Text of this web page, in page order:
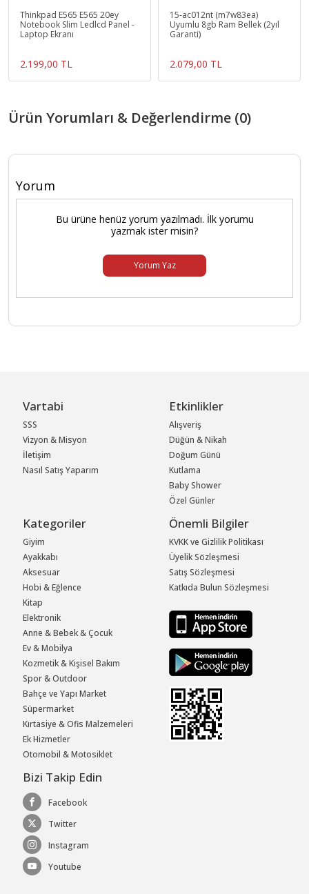
Thinkpad E565 E565 20ey
Notebook Slim Ledlcd Panel -
Laptop Ekranı
2.199,00 TL
15-ac012nt (m7w83ea)
Uyumlu 8gb Ram Bellek (2yıl
Garanti)
2.079,00 TL
Ürün Yorumları & Değerlendirme (0)
Yorum
Bu ürüne henüz yorum yazılmadı. İlk yorumu
yazmak ister misin?
Yorum Yaz
Vartabi
SSS
Vizyon & Misyon
İletişim
Nasıl Satış Yaparım
Etkinlikler
Alışveriş
Düğün & Nikah
Doğum Günü
Kutlama
Baby Shower
Özel Günler
Kategoriler
Giyim
Ayakkabı
Aksesuar
Hobi & Eğlence
Kitap
Elektronik
Anne & Bebek & Çocuk
Ev & Mobilya
Kozmetik & Kişisel Bakım
Spor & Outdoor
Bahçe ve Yapı Market
Süpermarket
Kırtasiye & Ofis Malzemeleri
Ek Hizmetler
Otomobil & Motosiklet
Önemli Bilgiler
KVKK ve Gizlilik Politikası
Üyelik Sözleşmesi
Satış Sözleşmesi
Katkıda Bulun Sözleşmesi
Bizi Takip Edin
Facebook
Twitter
Instagram
Youtube